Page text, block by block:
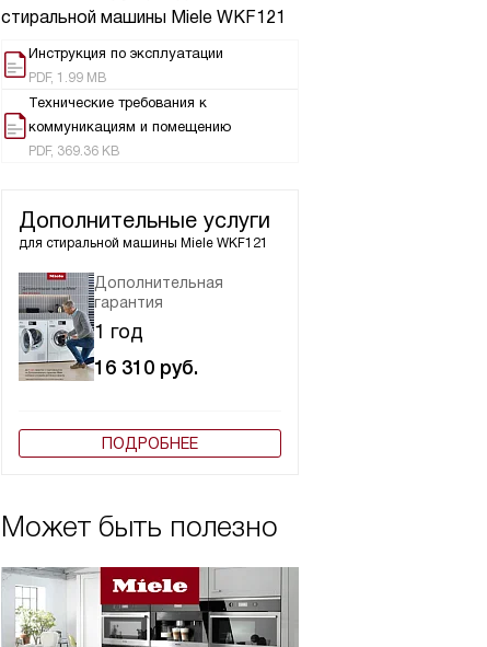
стиральной машины Miele WKF121
Инструкция по эксплуатации
PDF, 1.99 MB
Технические требования к
коммуникациям и помещению
PDF, 369.36 KB
Дополнительные услуги
для стиральной машины Miele WKF121
Дополнительная
гарантия
1 год
16 310 руб.
ПОДРОБНЕЕ
Может быть полезно